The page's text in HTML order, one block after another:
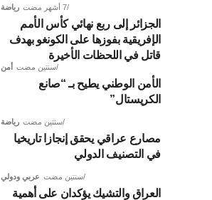
رياضة 7 أشهر مضت
الجزائر إلى ربع نهائي كأس الأمم
الإفريقية بفوزها على الكونغو بهدف
قاتل في اللحظات الأخيرة
أمن سنتين مضت
الأمن الوطني يطيح بـ “صانع
الكريستال”
رياضة سنتين مضت
مصارع عراقي يحقق إنجازا تاريخيا
في التصنيف الدولي
عربي ودولي سنتين مضت
العراق والتشيك يؤكدان على أهمية